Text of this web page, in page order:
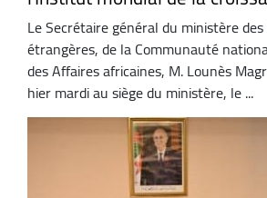
Le Secrétaire général du ministère
étrangères, de la Communauté
des Affaires africaines, M. Lounès
hier mardi au siège du ministère, le ...